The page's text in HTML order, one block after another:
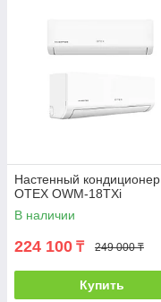
Настенный кондиционер
OTEX OWM-18TXi
В наличии
224 100 ₸ 249 000 ₸
Купить